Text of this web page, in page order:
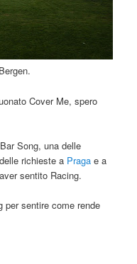
Cover Me, spero
Song, una delle
richieste a Praga e a
sentito Racing.
per sentire come rende